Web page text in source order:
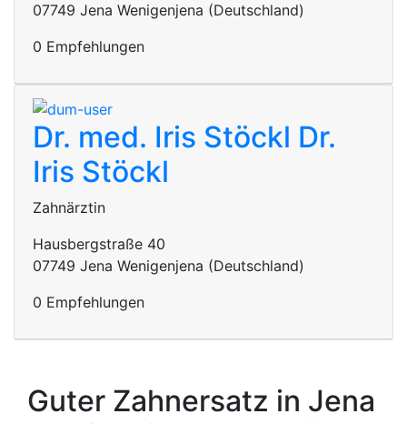
07749 Jena Wenigenjena (Deutschland)
0 Empfehlungen
Dr. med. Iris Stöckl Dr.
Iris Stöckl
Zahnärztin
Hausbergstraße 40
07749 Jena Wenigenjena (Deutschland)
0 Empfehlungen
Guter Zahnersatz in Jena